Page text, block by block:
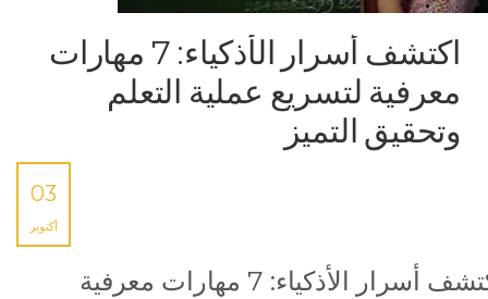
اكتشف أسرار الأذكياء: 7 مهارات
معرفية لتسريع عملية التعلم
وتحقيق التميز
03
أكتوبر
اكتشف أسرار الأذكياء: 7 مهارات معرفية